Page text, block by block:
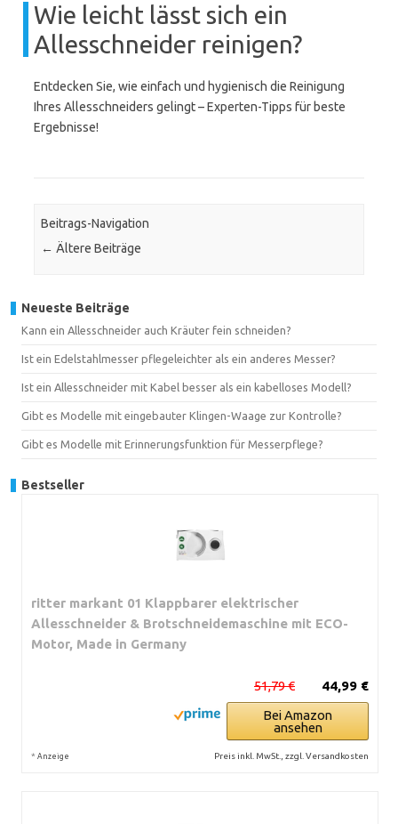
Wie leicht lässt sich ein
Allesschneider reinigen?
Entdecken Sie, wie einfach und hygienisch die Reinigung
Ihres Allesschneiders gelingt – Experten-Tipps für beste
Ergebnisse!
Beitrags-Navigation
← Ältere Beiträge
Neueste Beiträge
Kann ein Allesschneider auch Kräuter fein schneiden?
Ist ein Edelstahlmesser pflegeleichter als ein anderes Messer?
Ist ein Allesschneider mit Kabel besser als ein kabelloses Modell?
Gibt es Modelle mit eingebauter Klingen-Waage zur Kontrolle?
Gibt es Modelle mit Erinnerungsfunktion für Messerpflege?
Bestseller
ritter markant 01 Klappbarer elektrischer
Allesschneider & Brotschneidemaschine mit ECO-
Motor, Made in Germany
44,99 €
51,79 €
Bei Amazon
ansehen
* Anzeige Preis inkl. MwSt., zzgl. Versandkosten